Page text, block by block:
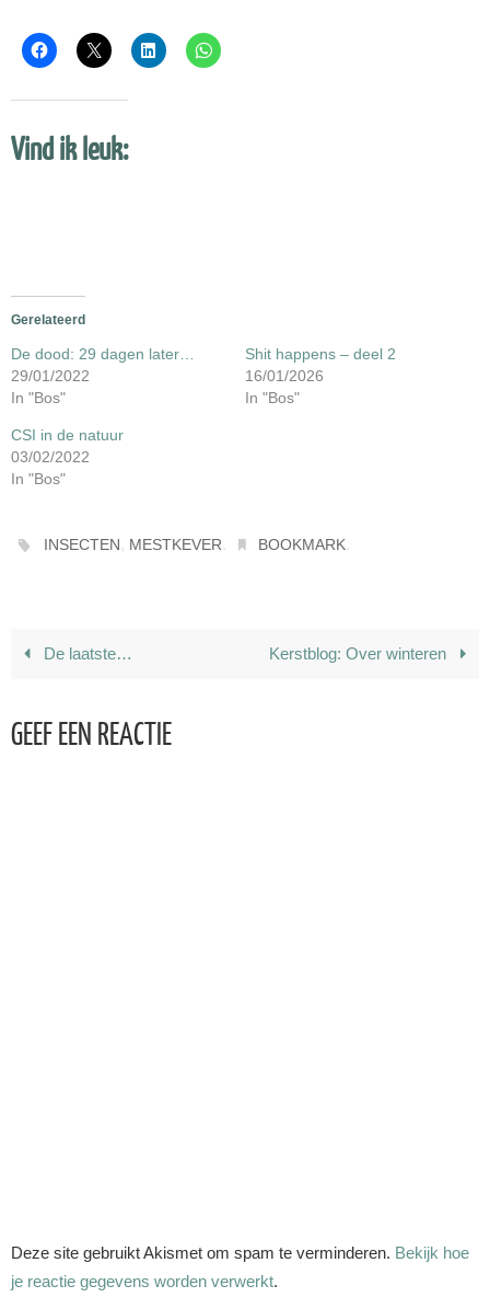
Vind ik leuk:
Gerelateerd
De dood: 29 dagen later…
29/01/2022
In "Bos"
Shit happens – deel 2
16/01/2026
In "Bos"
CSI in de natuur
03/02/2022
In "Bos"
INSECTEN, MESTKEVER. BOOKMARK.
De laatste… Kerstblog: Over winteren
GEEF EEN REACTIE
Deze site gebruikt Akismet om spam te verminderen. Bekijk hoe
je reactie gegevens worden verwerkt.